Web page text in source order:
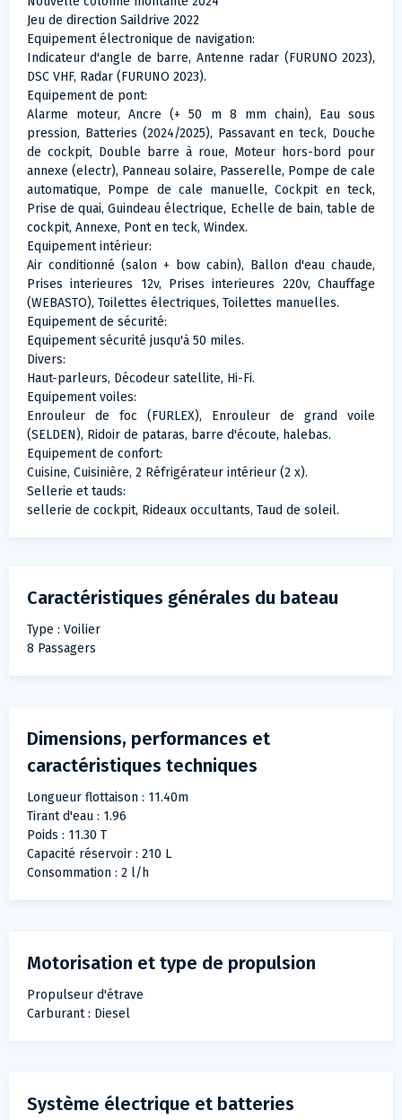
Jeu de direction Saildrive 2022
Equipement électronique de navigation:
Indicateur d'angle de barre, Antenne radar (FURUNO 2023),
DSC VHF, Radar (FURUNO 2023).
Equipement de pont:
Alarme moteur, Ancre (+ 50 m 8 mm chain), Eau sous
pression, Batteries (2024/2025), Passavant en teck, Douche
de cockpit, Double barre à roue, Moteur hors-bord pour
annexe (electr), Panneau solaire, Passerelle, Pompe de cale
automatique, Pompe de cale manuelle, Cockpit en teck,
Prise de quai, Guindeau électrique, Echelle de bain, table de
cockpit, Annexe, Pont en teck, Windex.
Equipement intérieur:
Air conditionné (salon + bow cabin), Ballon d'eau chaude,
Prises interieures 12v, Prises interieures 220v, Chauffage
(WEBASTO), Toilettes électriques, Toilettes manuelles.
Equipement de sécurité:
Equipement sécurité jusqu'à 50 miles.
Divers:
Haut-parleurs, Décodeur satellite, Hi-Fi.
Equipement voiles:
Enrouleur de foc (FURLEX), Enrouleur de grand voile
(SELDEN), Ridoir de pataras, barre d'écoute, halebas.
Equipement de confort:
Cuisine, Cuisinière, 2 Réfrigérateur intérieur (2 x).
Sellerie et tauds:
sellerie de cockpit, Rideaux occultants, Taud de soleil.
Caractéristiques générales du bateau
Type : Voilier
8 Passagers
Dimensions, performances et
caractéristiques techniques
Longueur flottaison : 11.40m
Tirant d'eau : 1.96
Poids : 11.30 T
Capacité réservoir : 210 L
Consommation : 2 l/h
Motorisation et type de propulsion
Propulseur d'étrave
Carburant : Diesel
Système électrique et batteries